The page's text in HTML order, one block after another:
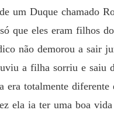
um Duque chamado
que eles eram filhos
não demorou a sair
a filha sorriu e saiu
era totalmente
ela ia ter uma boa